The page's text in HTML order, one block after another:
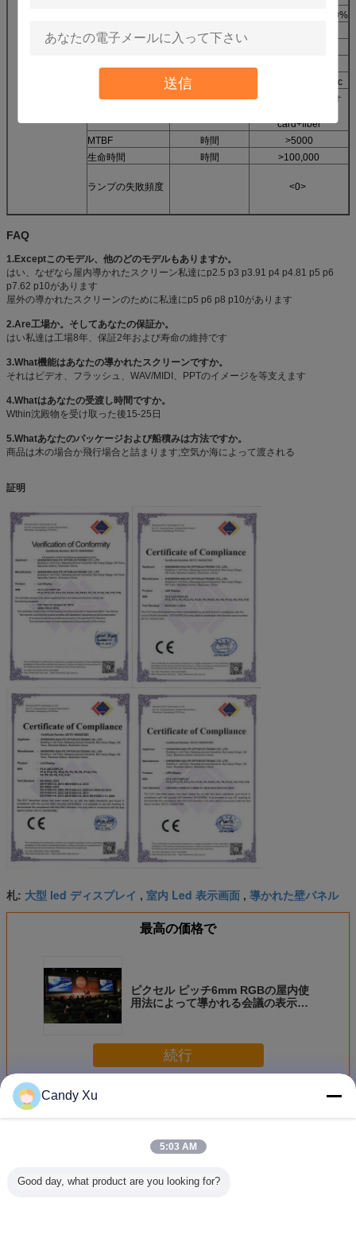
送信
220V±10%/110V±10%
進入保護
明るさContral
RF/S-Video/RFB/etc
Contral Systerm
PCTV+DVIのビデオ
card+fiber
MTBF
時間
>5000
生命時間
時間 >100,000
ランプの失敗頻度 <0>
FAQ
1.Exceptこのモデル、他のどのモデルもありますか。
はい、なぜなら屋内導かれたスクリーン私達にp2.5 p3 p3.91 p4 p4.81 p5 p6
p7.62 p10があります
屋外の導かれたスクリーンのために私達にp5 p6 p8 p10があります
2.Are工場か。そしてあなたの保証か。
はい私達は工場8年、保証2年および寿命の維持です
3.What機能はあなたの導かれたスクリーンですか。
それはビデオ、フラッシュ、WAV/MIDI、PPTのイメージを等支えます
4.Whatはあなたの受渡し時間ですか。
Wthin沈殿物を受け取った後15-25日
5.Whatあなたのパッケージおよび船積みは方法ですか。
商品は木の場合か飛行場合と詰まります;空気か海によって渡される
証明
札: 大型 led ディスプレイ , 室内 Led 表示画面 , 導かれた壁パネル
最高の価格で
ピクセル ピッチ6mm RGBの屋内使
用法によって導かれる会議の表示、
続行
多く 室内は、フルカラーLEDディスプレイ
SMD2121 P4の屋
超薄いP2によって
Candy Xu
5:03 AM
Good day, what product are you looking for?